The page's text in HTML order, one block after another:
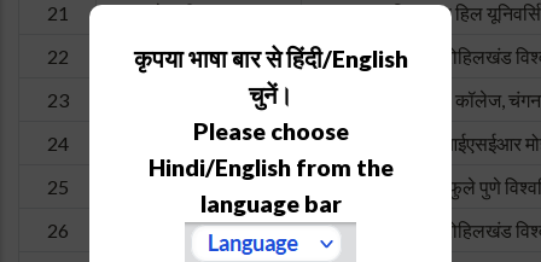
21
ग्राफिक एरा हिल
22
स्मृति सिंह
एम.जे.पी. रोहिलखंड
23
एसबी कॉलेज,
24
कौशिक गुप्ता
आईआईएसईआर
25
कामाक्षी कौशिक
सावित्रीबाई फुले पुणे
26
अंशू गंगवार
एम.जे.पी. रोहिलखंड
कृपया भाषा बार से हिंदी/English
चुनें।
Please choose
Hindi/English from the
language bar